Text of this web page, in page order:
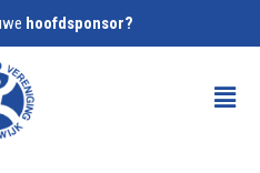
hoofdsponsor?